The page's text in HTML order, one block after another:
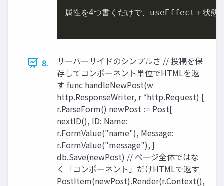
属性を4つ書くだけで、useEffect＋状態
8.
サーバーサイドのシンプルさ // 投稿を保
存してコンポーネント単位でHTMLを返
す func handleNewPost(w
http.ResponseWriter, r *http.Request) {
r.ParseForm() newPost := Post{
nextID(), ID: Name:
r.FormValue("name"), Message:
r.FormValue("message"), }
db.Save(newPost) // ページ全体ではな
く「コンポーネント」だけHTMLで返す
PostItem(newPost).Render(r.Context(),